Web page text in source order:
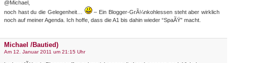
@Michael,
noch hast du die Gelegenheit…
– Ein Blogger-GrÃ¼nkohlessen steht aber wirklich
noch auf meiner Agenda. Ich hoffe, dass die A1 bis dahin wieder “SpaÃŸ” macht.
Michael /Bautied)
Am 12. Januar 2011 um 21:15 Uhr